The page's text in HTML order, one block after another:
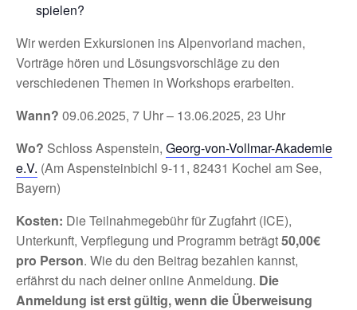
spielen?
Wir werden Exkursionen ins Alpenvorland machen,
Vorträge hören und Lösungsvorschläge zu den
verschiedenen Themen in Workshops erarbeiten.
Wann? 09.06.2025, 7 Uhr – 13.06.2025, 23 Uhr
Wo? Schloss Aspenstein, Georg-von-Vollmar-Akademie
e.V. (Am Aspensteinbichl 9-11, 82431 Kochel am See,
Bayern)
Kosten: Die Teilnahmegebühr für Zugfahrt (ICE),
Unterkunft, Verpflegung und Programm beträgt50,00€
pro Person. Wie du den Beitrag bezahlen kannst,
erfährst du nach deiner online Anmeldung. Die
Anmeldung ist erst gültig, wenn die Überweisung